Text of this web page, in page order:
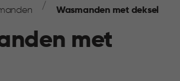
Wasmanden met deksel
met